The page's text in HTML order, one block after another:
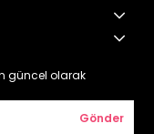
güncel olarak
Gönder